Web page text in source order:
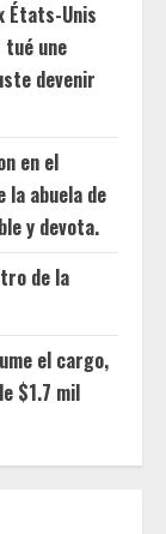
États-Unis
tué une
devenir
en el
la abuela de
y devota.
de la
el cargo,
$1.7 mil